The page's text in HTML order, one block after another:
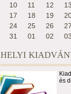
10
11 12 13
17
18 19
24
25 26 27
31
01 02 03
HELYI
és